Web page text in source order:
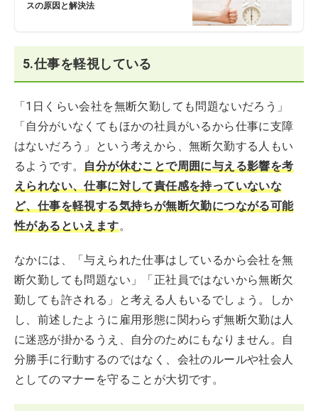
スの原因と解決法
5.仕事を軽視している
「1日くらい会社を無断欠勤しても問題ないだろう」
「自分がいなくてもほかの社員がいるから仕事に支障
はないだろう」という考えから、無断欠勤する人もい
るようです。自分が休むことで周囲に与える影響を考
えられない、仕事に対して責任感を持っていないな
ど、仕事を軽視する気持ちが無断欠勤につながる可能
性があるといえます。
なかには、「与えられた仕事はしているから会社を無
断欠勤しても問題ない」「正社員ではないから無断欠
勤しても許される」と考える人もいるでしょう。しか
し、前述したように雇用形態に関わらず無断欠勤は人
に迷惑が掛かるうえ、自分のためにもなりません。自
分勝手に行動するのではなく、会社のルールや社会人
としてのマナーを守ることが大切です。